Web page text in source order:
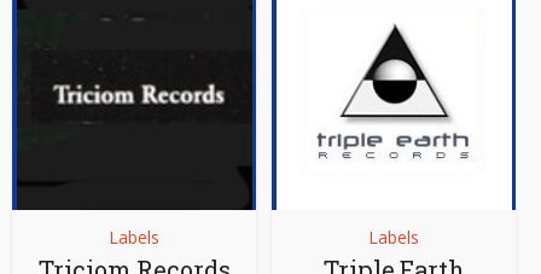
Labels Labels